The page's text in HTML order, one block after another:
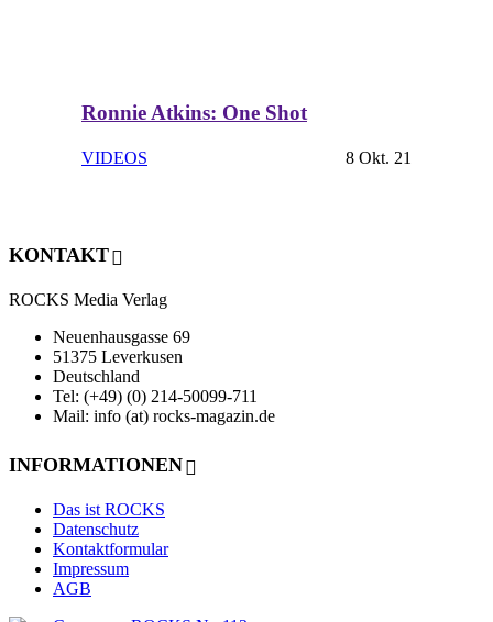
Ronnie Atkins: One Shot
VIDEOS 8 Okt. 21
KONTAKT
ROCKS Media Verlag
Neuenhausgasse 69
51375 Leverkusen
Deutschland
Tel: (+49) (0) 214-50099-711
Mail: info (at) rocks-magazin.de
INFORMATIONEN
Das ist ROCKS
Datenschutz
Kontaktformular
Impressum
AGB